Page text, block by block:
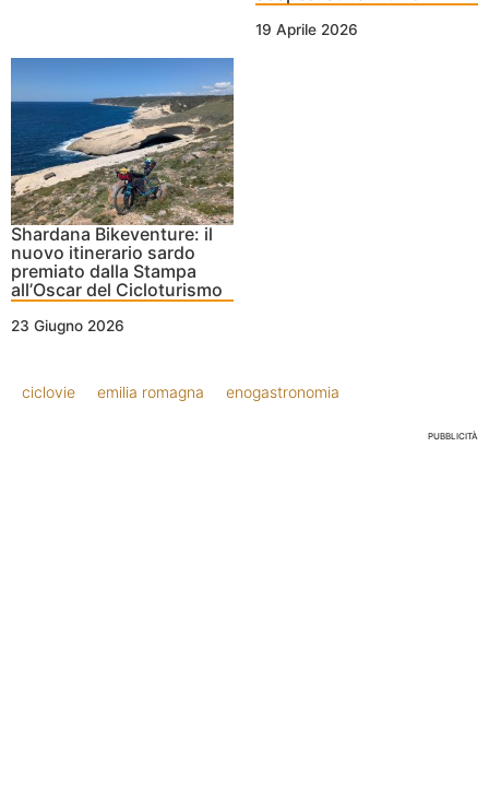
19 Aprile 2026
Shardana Bikeventure: il
nuovo itinerario sardo
premiato dalla Stampa
all’Oscar del Cicloturismo
23 Giugno 2026
ciclovie emilia romagna enogastronomia
PUBBLICITÀ